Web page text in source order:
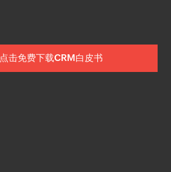
点击免费下载CRM白皮书